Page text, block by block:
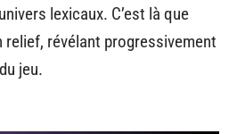
lexicaux. C’est là que
relief, révélant progressivement
jeu.